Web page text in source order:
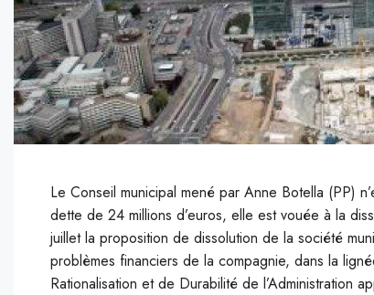
Le Conseil municipal mené par Anne Botella (PP)
dette de 24 millions d’euros, elle est vouée à la
juillet la proposition de dissolution de la société
problèmes financiers de la compagnie, dans la
Rationalisation et de Durabilité de l’Administration